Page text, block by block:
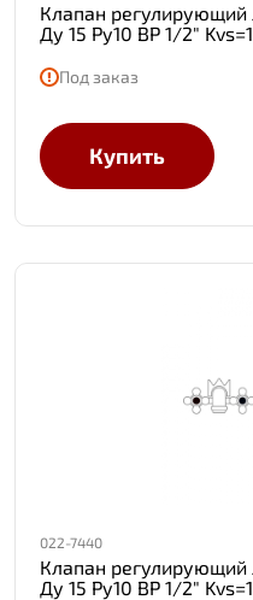
Клапан регулирующий
Ду 15 Ру10 ВР 1/2"
Под заказ
Купить
022-7440
Клапан регулирующий
Ду 15 Ру10 ВР 1/2"